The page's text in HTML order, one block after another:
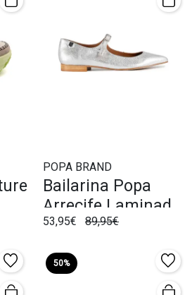
POPA BRAND
Bailarina Popa
Arrecife Laminado
Plata
53,95€ 89,95€
50%